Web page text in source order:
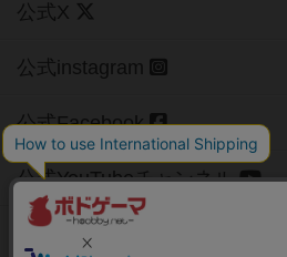
公式X
公式instagram
公式Facebook
公式YouTubeチャンネル